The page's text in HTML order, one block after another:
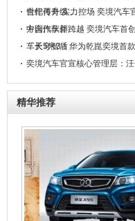
合作再升级 ...
世纪传奇 实力控场 奕境汽车
方合作伙伴 ...
中国汽车新跨越 奕境汽车首
「天穹智盾」 ...
车长5米3！华为乾崑奕境首
奕境汽车官宣核心管理层：
任品牌总经理 ...
全球顶级供应链共同托举华
奕境首款家庭旗舰大六座SUV
精华推荐